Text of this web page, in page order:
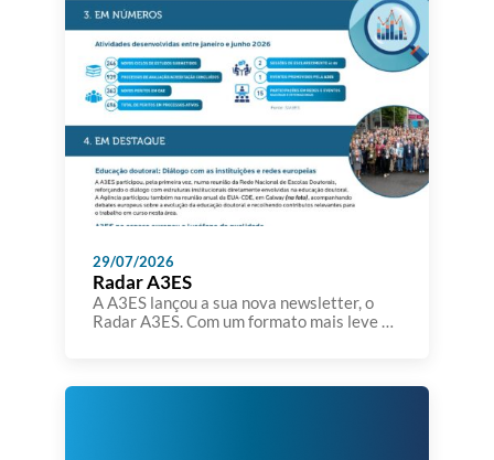
29/07/2026
Radar A3ES
A A3ES lançou a sua nova newsletter, o
Radar A3ES. Com um formato mais leve e